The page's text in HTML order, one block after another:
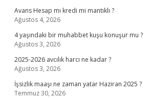
Avans Hesap mı kredi mi mantıklı ?
Ağustos 4, 2026
4 yaşındaki bir muhabbet kuşu konuşur mu ?
Ağustos 3, 2026
2025-2026 avcılık harcı ne kadar ?
Ağustos 3, 2026
İşsizlik maaşı ne zaman yatar Haziran 2025 ?
Temmuz 30, 2026